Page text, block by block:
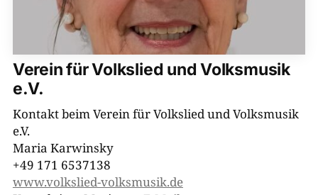
Verein für Volkslied und Volksmusik
e.V.
Kontakt beim Verein für Volkslied und Volksmusik
e.V.
Maria Karwinsky
+49 171 6537138
www.volkslied-​volksmusik.de